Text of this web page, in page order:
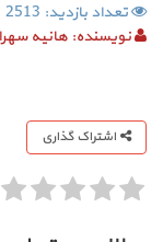
تعداد بازدید: 2513
نویسنده: هانیه
اشتراک گذاری